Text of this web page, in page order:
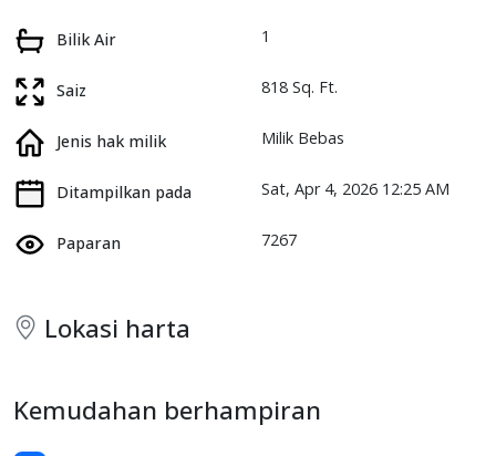
Bilik Air 1
Saiz 818 Sq. Ft.
Jenis hak milik Milik Bebas
Ditampilkan pada Sat, Apr 4, 2026 12:25 AM
Paparan 7267
Lokasi harta
Kemudahan berhampiran